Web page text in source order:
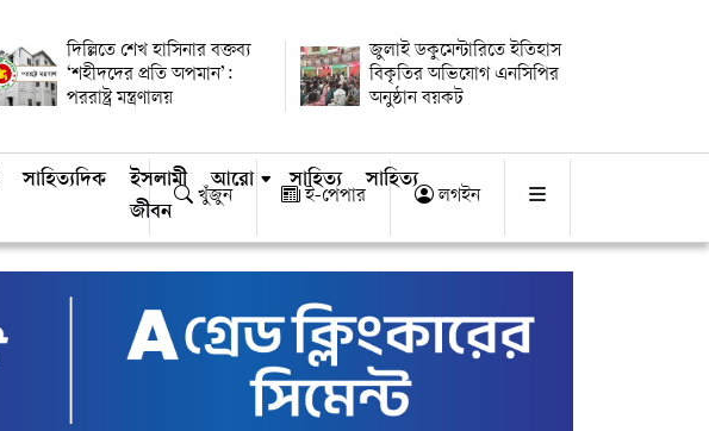
দিল্লিতে শেখ হাসিনার বক্তব্য
‘শহীদদের প্রতি অপমান’:
পররাষ্ট্র মন্ত্রণালয়
জুলাই ডকুমেন্টারিতে ইতিহাস
বিকৃতির অভিযোগ এনসিপির
অনুষ্ঠান বয়কট
সাহিত্যদিক
ইসলামী
জীবন
আরো সাহিত্য সাহিত্য
খুঁজুন ই-পেপার লগইন